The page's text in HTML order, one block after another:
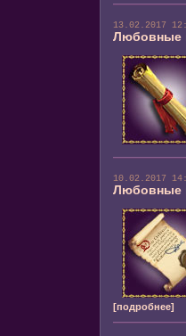
13.02.2017
Любовные
10.02.2017
Любовные
[подробнее]